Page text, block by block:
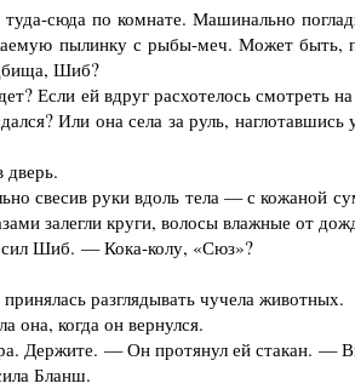
сюда по комнате. Машинально
пылинку с рыбы-меч. Может быть,
Шиб?
Если ей вдруг расхотелось смотреть
Или она села за руль, наглотавшись
дверь.
свесив руки вдоль тела — с кожаной
залегли круги, волосы влажные от
Шиб. — Кока-колу, «Сюз»?
разглядывать чучела животных.
когда он вернулся.
Держите. — Он протянул ей стакан. —
Бланш.